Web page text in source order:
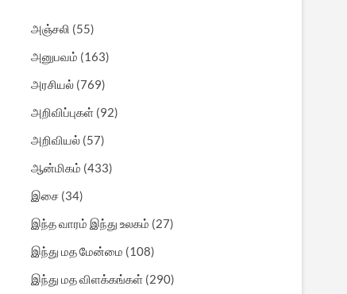
அஞ்சலி (55)
அனுபவம் (163)
அரசியல் (769)
அறிவிப்புகள் (92)
அறிவியல் (57)
ஆன்மிகம் (433)
இசை (34)
இந்த வாரம் இந்து உலகம் (27)
இந்து மத மேன்மை (108)
இந்து மத விளக்கங்கள் (290)